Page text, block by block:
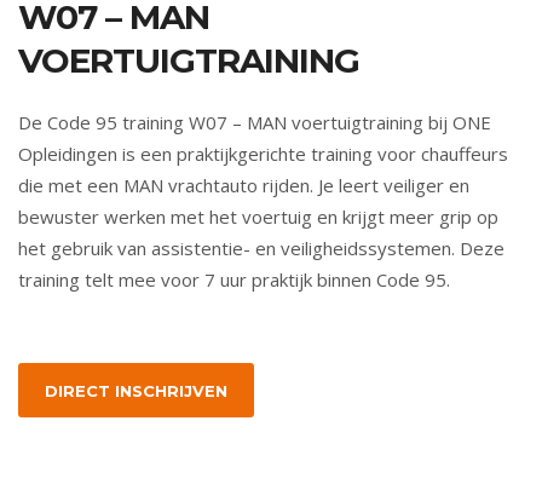
W07 – MAN
VOERTUIGTRAINING
De Code 95 training W07 – MAN voertuigtraining bij ONE
Opleidingen is een praktijkgerichte training voor chauffeurs
die met een MAN vrachtauto rijden. Je leert veiliger en
bewuster werken met het voertuig en krijgt meer grip op
het gebruik van assistentie- en veiligheidssystemen. Deze
training telt mee voor 7 uur praktijk binnen Code 95.
DIRECT INSCHRIJVEN